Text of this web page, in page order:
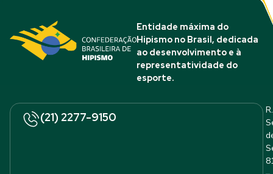
Entidade máxima do
Hipismo no Brasil, dedicada
ao desenvolvimento e à
representatividade do
esporte.
(21) 2277-9150
R.